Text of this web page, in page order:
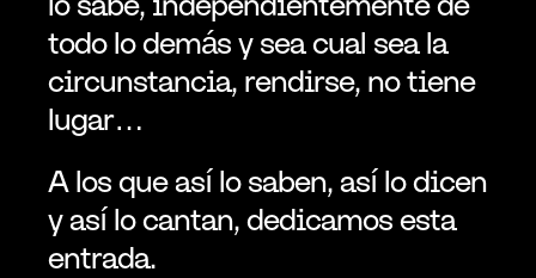
todo lo demás y sea cual sea la
circunstancia, rendirse, no tiene
lugar…
A los que así lo saben, así lo dicen
y así lo cantan, dedicamos esta
entrada.